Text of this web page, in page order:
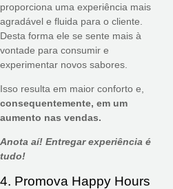
proporciona uma experiência mais
agradável e fluida para o cliente.
Desta forma ele se sente mais à
vontade para consumir e
experimentar novos sabores.
Isso resulta em maior conforto e,
consequentemente, em um
aumento nas vendas.
Anota aí! Entregar experiência é
tudo!
4. Promova Happy Hours